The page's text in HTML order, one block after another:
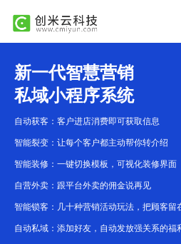
新一代智慧营销
私域小程序系统
自动获客：客户进店消费即可获取信息
智能裂变：让每个客户都主动帮你转介绍
智能装修：一键切换模板，可视化装修界面
自营外卖：跟平台外卖的佣金说再见
智能锁客：几十种营销活动玩法，把顾客留
自动私域：添加好友，自动发放强关系的福